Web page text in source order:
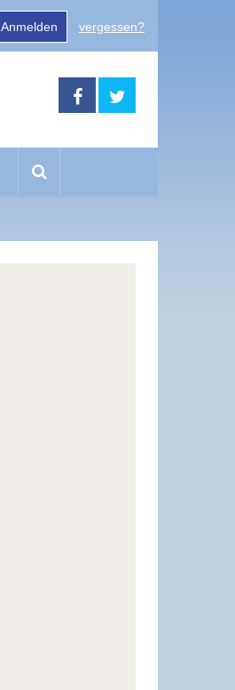
Anmelden vergessen?